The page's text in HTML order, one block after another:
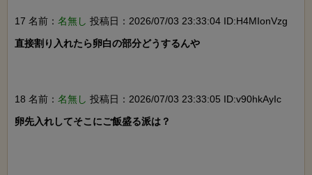
17 名前： 名無し 投稿日：2026/07/03 23:33:04 ID:H4MIonVzg
直接割り入れたら卵白の部分どうするんや
18 名前： 名無し 投稿日：2026/07/03 23:33:05 ID:v90hkAyIc
卵先入れしてそこにご飯盛る派は？